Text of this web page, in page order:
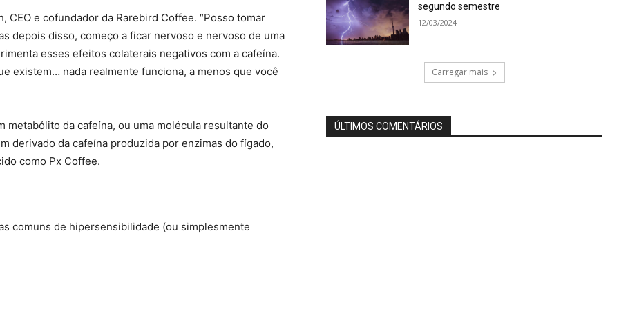
e cofundador da Rarebird Coffee. “Posso tomar
depois disso, começo a ficar nervoso e nervoso de uma
esses efeitos colaterais negativos com a cafeína.
existem… nada realmente funciona, a menos que você
metabólito da cafeína, ou uma molécula resultante do
derivado da cafeína produzida por enzimas do fígado,
como Px Coffee.
comuns de hipersensibilidade (ou simplesmente
segundo semestre
12/03/2024
Carregar mais
ÚLTIMOS COMENTÁRIOS